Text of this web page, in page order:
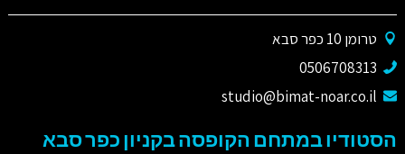
טרומן 10 כפר סבא
0506708313
studio@bimat-noar.co.il
הסטודיו במתחם הקופסה בקניון כפר סבא